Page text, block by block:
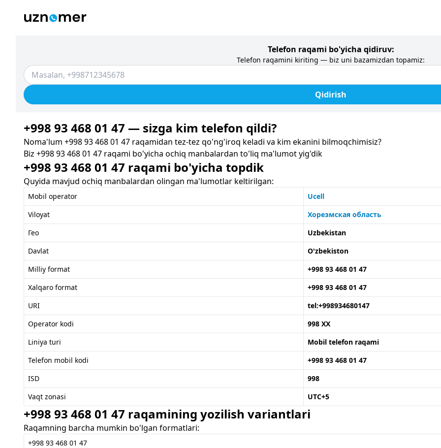
Telefon raqami bo'yicha qidiruv:
Telefon raqamini kiriting — biz uni bazamizdan topamiz:
Qidirish
+998 93 468 01 47 — sizga kim telefon qildi?
Noma'lum +998 93 468 01 47 raqamidan tez-tez qo'ng'iroq keladi va kim ekanini bilmoqchimisiz?
Biz +998 93 468 01 47 raqami bo'yicha ochiq manbalardan to'liq ma'lumot yig'dik
+998 93 468 01 47 raqami bo'yicha topdik
Quyida mavjud ochiq manbalardan olingan ma'lumotlar keltirilgan:
Mobil operator
Ucell
Viloyat
Хорезмская область
Гео
Uzbekistan
Davlat
O'zbekiston
Milliy format
+998 93 468 01 47
Xalqaro format
+998 93 468 01 47
URI
tel:+998934680147
Operator kodi
998 XX
Liniya turi
Mobil telefon raqami
Telefon mobil kodi
+998 93 468 01 47
ISD
998
Vaqt zonasi
UTC+5
+998 93 468 01 47 raqamining yozilish variantlari
Raqamning barcha mumkin bo'lgan formatlari:
+998 93 468 01 47